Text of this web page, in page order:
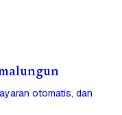
otomatis, dan